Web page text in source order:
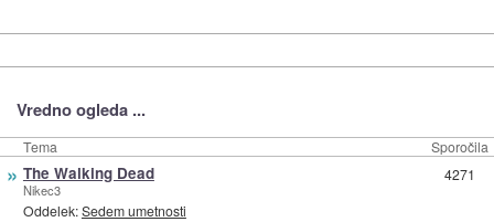
Vredno ogleda ...
Tema Sporočila
» The Walking Dead
Nikec3
Oddelek:Sedem umetnosti
4271